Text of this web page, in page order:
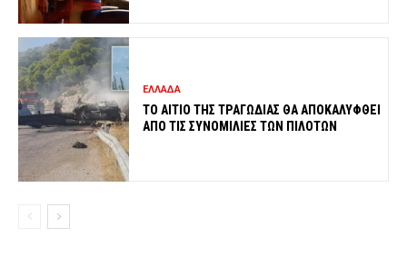
ΕΛΛΑΔΑ
ΤΟ ΑΙΤΙΟ ΤΗΣ ΤΡΑΓΩΔΙΑΣ ΘΑ ΑΠΟΚΑΛΥΦΘΕΙ
ΑΠΟ ΤΙΣ ΣΥΝΟΜΙΛΙΕΣ ΤΩΝ ΠΙΛΟΤΩΝ